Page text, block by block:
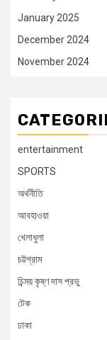
January 2025
December 2024
November 2024
entertainment
SPORTS
অর্থনীতি
আবহাওয়া
খেলাধুলা
চট্টগ্রাম
চিন্ময় কৃষ্ণ দাস প্রভু
টেক
ঢাকা